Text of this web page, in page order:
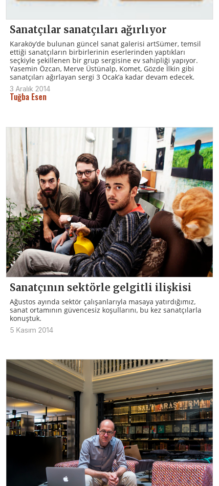
Sanatçılar sanatçıları ağırlıyor
Karaköy’de bulunan güncel sanat galerisi artSümer, temsil
ettiği sanatçıların birbirlerinin eserlerinden yaptıkları
seçkiyle şekillenen bir grup sergisine ev sahipliği yapıyor.
Yasemin Özcan, Merve Üstünalp, Komet, Gözde İlkin gibi
sanatçıları ağırlayan sergi 3 Ocak’a kadar devam edecek.
3 Aralık 2014
Tuğba Esen
Sanatçının sektörle gelgitli ilişkisi
Ağustos ayında sektör çalışanlarıyla masaya yatırdığımız,
sanat ortamının güvencesiz koşullarını, bu kez sanatçılarla
konuştuk.
5 Kasım 2014